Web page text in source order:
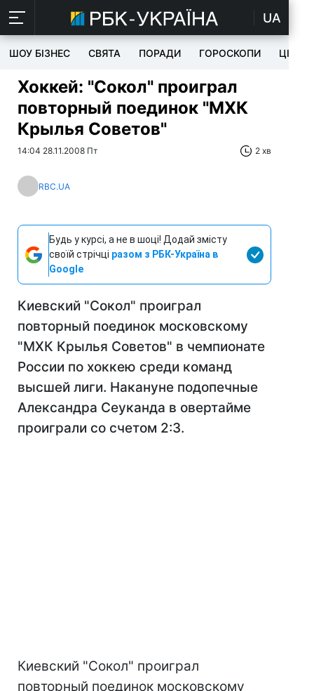
UA
ШОУ БІЗНЕС СВЯТА ПОРАДИ ГОРОСКОПИ ЦІКАВЕ
Хоккей: "Сокол" проиграл
повторный поединок "МХК
Крылья Советов"
14:04 28.11.2008 Пт 2 хв
RBC.UA
Будь у курсі, а не в шоці! Додай змісту
своїй стрічці разом з РБК-Україна в
Google
Киевский "Сокол" проиграл
повторный поединок московскому
"МХК Крылья Советов" в чемпионате
России по хоккею среди команд
высшей лиги. Накануне подопечные
Александра Сеуканда в овертайме
проиграли со счетом 2:3.
Киевский "Сокол" проиграл
повторный поединок московскому